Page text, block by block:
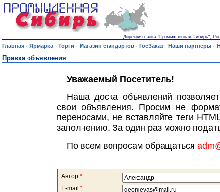
Дирекция сайта "Промышленная Сибирь",
Главная · Ярмарка · Торги · Магазин стандартов · ГосЗаказ · Наши партнеры ·
Правка объявления
Уважаемый Посетитель!
Наша доска объявлений
свои объявления. Просим не
переносами, не вставляйте теги
заполнению. За один раз можно
По всем вопросам обращаться
Автор:*
E-mail:*